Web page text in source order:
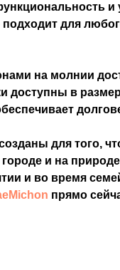
и
для
на молнии
доступны в
для того,
и на
и во время
прямо